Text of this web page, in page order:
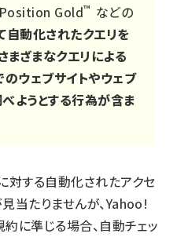
Gold™ などの
自動化されたクエリを
ざまなクエリによる
ウェブサイトやウェブ
ようとする行為が含ま
対する自動化されたアクセ
当たりませんが、Yahoo!
に準じる場合、自動チェッ